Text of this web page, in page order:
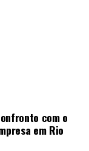
com o
em Rio